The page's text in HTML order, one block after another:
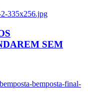
335x256.jpg
SEM
bemposta-final-